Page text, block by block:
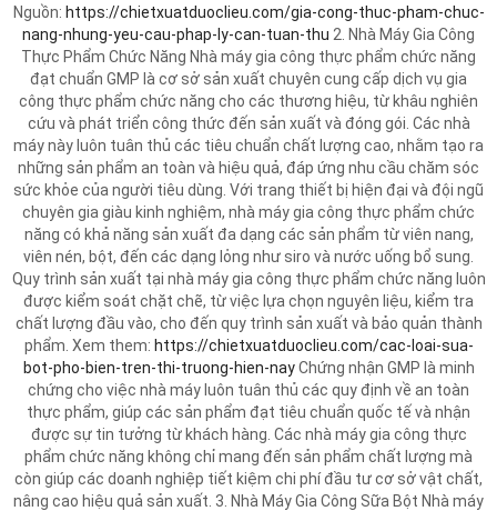
Nguồn: https://chietxuatduoclieu.com/gia-cong-thuc-pham-chuc-
nang-nhung-yeu-cau-phap-ly-can-tuan-thu 2. Nhà Máy Gia Công
Thực Phẩm Chức Năng Nhà máy gia công thực phẩm chức năng
đạt chuẩn GMP là cơ sở sản xuất chuyên cung cấp dịch vụ gia
công thực phẩm chức năng cho các thương hiệu, từ khâu nghiên
cứu và phát triển công thức đến sản xuất và đóng gói. Các nhà
máy này luôn tuân thủ các tiêu chuẩn chất lượng cao, nhằm tạo ra
những sản phẩm an toàn và hiệu quả, đáp ứng nhu cầu chăm sóc
sức khỏe của người tiêu dùng. Với trang thiết bị hiện đại và đội ngũ
chuyên gia giàu kinh nghiệm, nhà máy gia công thực phẩm chức
năng có khả năng sản xuất đa dạng các sản phẩm từ viên nang,
viên nén, bột, đến các dạng lỏng như siro và nước uống bổ sung.
Quy trình sản xuất tại nhà máy gia công thực phẩm chức năng luôn
được kiểm soát chặt chẽ, từ việc lựa chọn nguyên liệu, kiểm tra
chất lượng đầu vào, cho đến quy trình sản xuất và bảo quản thành
phẩm. Xem them: https://chietxuatduoclieu.com/cac-loai-sua-
bot-pho-bien-tren-thi-truong-hien-nayChứng nhận GMP là minh
chứng cho việc nhà máy luôn tuân thủ các quy định về an toàn
thực phẩm, giúp các sản phẩm đạt tiêu chuẩn quốc tế và nhận
được sự tin tưởng từ khách hàng. Các nhà máy gia công thực
phẩm chức năng không chỉ mang đến sản phẩm chất lượng mà
còn giúp các doanh nghiệp tiết kiệm chi phí đầu tư cơ sở vật chất,
nâng cao hiệu quả sản xuất. 3. Nhà Máy Gia Công Sữa Bột Nhà máy